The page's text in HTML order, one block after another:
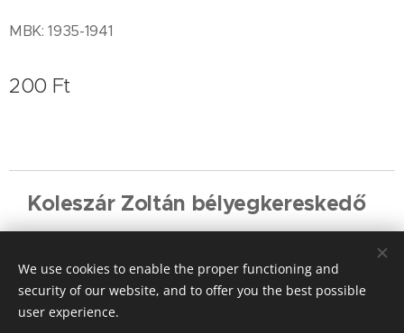
MBK: 1935-1941
200 Ft
Koleszár Zoltán bélyegkereskedő
Languages
Magyar
English Deutsch
We use cookies to enable the proper functioning and
security of our website, and to offer you the best possible
user experience.